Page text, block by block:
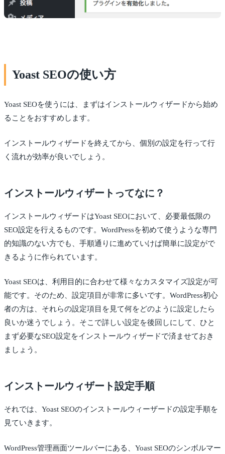
Yoast SEOの使い方
Yoast SEOを使うには、まずはインストールウィザードから始め
ることをおすすめします。
インストールウィザードを終えてから、個別の設定を行って行
く流れが効率が良いでしょう。
インストールウィザートってなに？
インストールウィザードはYoast SEOにおいて、必要最低限の
SEO設定を行えるものです。WordPressを初めて使うような専門
的知識のない方でも、手順通りに進めていけば簡単に設定がで
きるように作られています。
Yoast SEOは、利用目的に合わせて様々なカスタマイズ設定が可
能です。そのため、設定項目が非常に多いです。WordPress初心
者の方は、それらの設定項目を見て何をどのように設定したら
良いか迷うでしょう。そこで詳しい設定を後回しにして、ひと
まず必要なSEO設定をインストールウィザードで済ませておき
ましょう。
インストールウィザート設定手順
それでは、Yoast SEOのインストールウィーザードの設定手順を
見ていきます。
WordPress管理画面ツールバーにある、Yoast SEOのシンボルマー